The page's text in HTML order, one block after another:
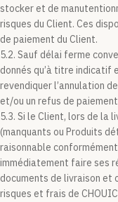
stocker et de
risques du Client. Ces
de paiement du Client.
5.2. Sauf délai ferme
donnés qu’à titre indicatif
revendiquer l’annulation
et/ou un refus de
5.3. Si le Client, lors de la
(manquants ou Produits
raisonnable
immédiatement faire ses
documents de livraison et
risques et frais de